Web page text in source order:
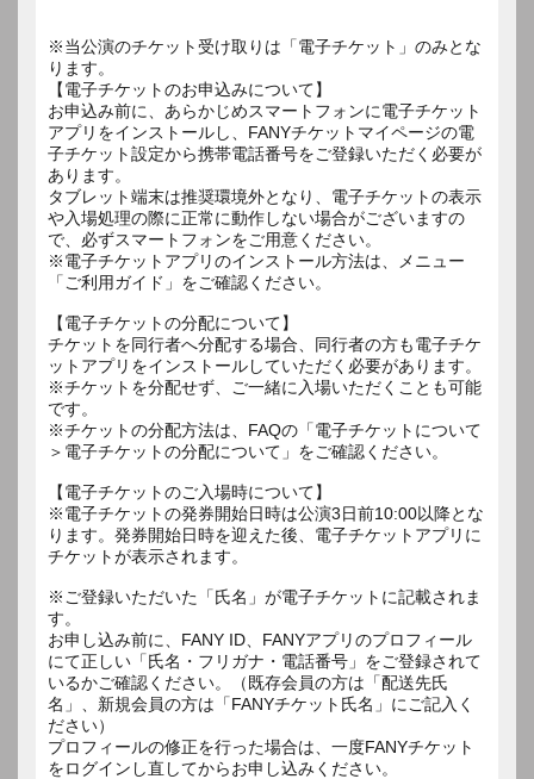
※当公演のチケット受け取りは「電子チケット」のみとな
ります。
【電子チケットのお申込みについて】
お申込み前に、あらかじめスマートフォンに電子チケット
アプリをインストールし、FANYチケットマイページの電
子チケット設定から携帯電話番号をご登録いただく必要が
あります。
タブレット端末は推奨環境外となり、電子チケットの表示
や入場処理の際に正常に動作しない場合がございますの
で、必ずスマートフォンをご用意ください。
※電子チケットアプリのインストール方法は、メニュー
「ご利用ガイド」をご確認ください。
【電子チケットの分配について】
チケットを同行者へ分配する場合、同行者の方も電子チケ
ットアプリをインストールしていただく必要があります。
※チケットを分配せず、ご一緒に入場いただくことも可能
です。
※チケットの分配方法は、FAQの「電子チケットについて
＞電子チケットの分配について」をご確認ください。
【電子チケットのご入場時について】
※電子チケットの発券開始日時は公演3日前10:00以降とな
ります。発券開始日時を迎えた後、電子チケットアプリに
チケットが表示されます。
※ご登録いただいた「氏名」が電子チケットに記載されま
す。
お申し込み前に、FANY ID、FANYアプリのプロフィール
にて正しい「氏名・フリガナ・電話番号」をご登録されて
いるかご確認ください。（既存会員の方は「配送先氏
名」、新規会員の方は「FANYチケット氏名」にご記入く
ださい）
プロフィールの修正を行った場合は、一度FANYチケット
をログインし直してからお申し込みください。